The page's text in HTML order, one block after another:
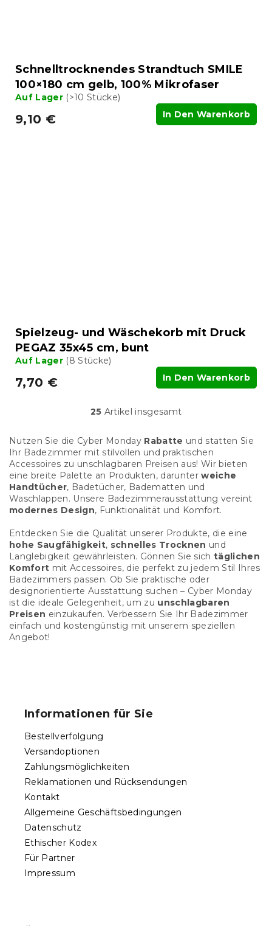
Schnelltrocknendes Strandtuch SMILE
100×180 cm gelb, 100% Mikrofaser
Auf Lager (>10 Stücke)
9,10 € In Den Warenkorb
Spielzeug- und Wäschekorb mit Druck
PEGAZ 35x45 cm, bunt
Auf Lager (8 Stücke)
7,70 € In Den Warenkorb
S
e
u
e
r
e
l
e
e
n
t
e
d
e
r
L
i
25 Artikel insgesamt
Nutzen Sie die Cyber Monday Rabatte und statten Sie
Ihr Badezimmer mit stilvollen und praktischen
Accessoires zu unschlagbaren Preisen aus! Wir bieten
eine breite Palette an Produkten, darunterweiche
Handtücher, Badetücher, Badematten und
Waschlappen. Unsere Badezimmerausstattung vereint
modernes Design, Funktionalität und Komfort.
Entdecken Sie die Qualität unserer Produkte, die eine
hohe Saugfähigkeit, schnelles Trocknen und
Langlebigkeit gewährleisten. Gönnen Sie sichtäglichen
Komfort mit Accessoires, die perfekt zu jedem Stil Ihres
Badezimmers passen. Ob Sie praktische oder
designorientierte Ausstattung suchen – Cyber Monday
ist die ideale Gelegenheit, um zu unschlagbaren
Preisen einzukaufen. Verbessern Sie Ihr Badezimmer
einfach und kostengünstig mit unserem speziellen
Angebot!
Informationen für Sie
Bestellverfolgung
Versandoptionen
Zahlungsmöglichkeiten
Reklamationen und Rücksendungen
Kontakt
Allgemeine Geschäftsbedingungen
Datenschutz
Ethischer Kodex
Für Partner
Impressum